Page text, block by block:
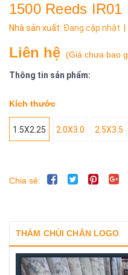
1500 Reeds IR01
Nhà sản xuất: Đang cập nhật
Liên hệ (Giá chưa bao
Thông tin sản phẩm:
Kích thước
1.5X2.25 2.0X3.0 2.5X3.5
Chia sẻ:
THẢM CHÙI CHÂN LOGO